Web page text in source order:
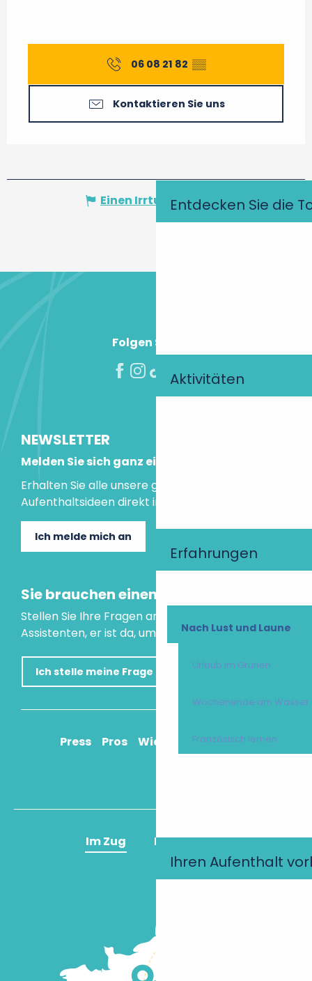
Entdecken Sie die
Aktivitäten
Erfahrungen
Nach Lust und Laune
Urlaub im Grünen
Wochenende am Wasser
Französisch lernen
Ihren Aufenthalt
06 08 21 82 ▒▒
Kontaktieren Sie uns
Einen Irrtum angeben
Folgen Sie uns!
NEWSLETTER
Melden Sie sich ganz einfach an!
Erhalten Sie alle unsere guten Tipps und
Aufenthaltsideen direkt in Ihre Mailbox.
Ich melde mich an
Sie brauchen einen Rat?
Stellen Sie Ihre Fragen an unseren virtuellen
Assistenten, er ist da, um Ihnen zu helfen.
Ich stelle meine Frage
Press Pros Wie komme ich an?
Im Zug Im Flugzeug